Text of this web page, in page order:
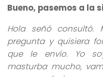
Bueno, pasemos a la
Hola señó consultó.
pregunta y quisiera
que le envío. Yo
masturba mucho,